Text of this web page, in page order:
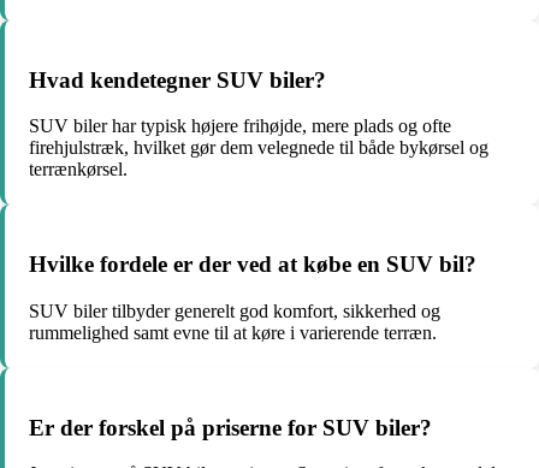
Hvad kendetegner SUV biler?
SUV biler har typisk højere frihøjde, mere plads og ofte
firehjulstræk, hvilket gør dem velegnede til både bykørsel og
terrænkørsel.
Hvilke fordele er der ved at købe en SUV bil?
SUV biler tilbyder generelt god komfort, sikkerhed og
rummelighed samt evne til at køre i varierende terræn.
Er der forskel på priserne for SUV biler?